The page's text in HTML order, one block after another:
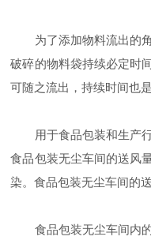
为了添加物料流出的角
破碎的物料袋持续必定时
可随之流出，持续时间也
用于食品包装和生产行
食品包装无尘车间的送风
染。食品包装无尘车间的
食品包装无尘车间内的